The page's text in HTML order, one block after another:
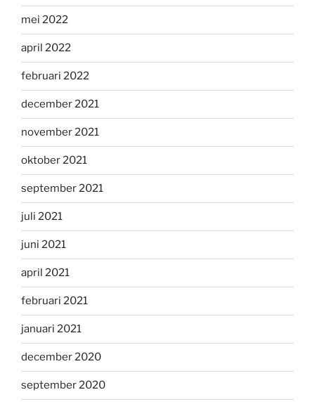
mei 2022
april 2022
februari 2022
december 2021
november 2021
oktober 2021
september 2021
juli 2021
juni 2021
april 2021
februari 2021
januari 2021
december 2020
september 2020